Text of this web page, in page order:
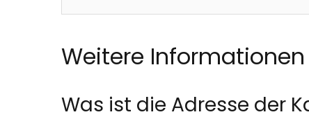
Weitere Informationen
Was ist die Adresse der